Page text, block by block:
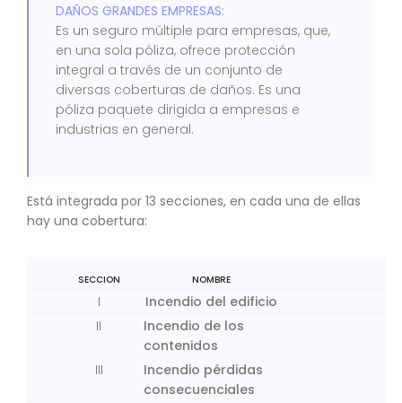
DAÑOS GRANDES EMPRESAS:
Es un seguro múltiple para empresas, que,
en una sola póliza, ofrece protección
integral a través de un conjunto de
diversas coberturas de daños. Es una
póliza paquete dirigida a empresas e
industrias en general.
Está integrada por 13 secciones, en cada una de ellas
hay una cobertura:
SECCION NOMBRE
I
Incendio del edificio
II
Incendio de los
contenidos
III
Incendio pérdidas
consecuenciales